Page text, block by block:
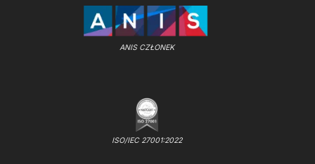
ANIS CZŁONEK
ISO/IEC 27001:2022